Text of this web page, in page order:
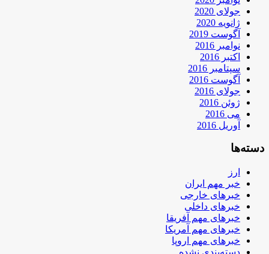
جولای 2020
ژانویه 2020
آگوست 2019
نوامبر 2016
اکتبر 2016
سپتامبر 2016
آگوست 2016
جولای 2016
ژوئن 2016
می 2016
آوریل 2016
دسته‌ها
ارز
خبر مهم ایران
خبرهای خارجی
خبرهای داخلی
خبرهای مهم آفریقا
خبرهای مهم آمریکا
خبرهای مهم اروپا
دسته‌بندی نشده